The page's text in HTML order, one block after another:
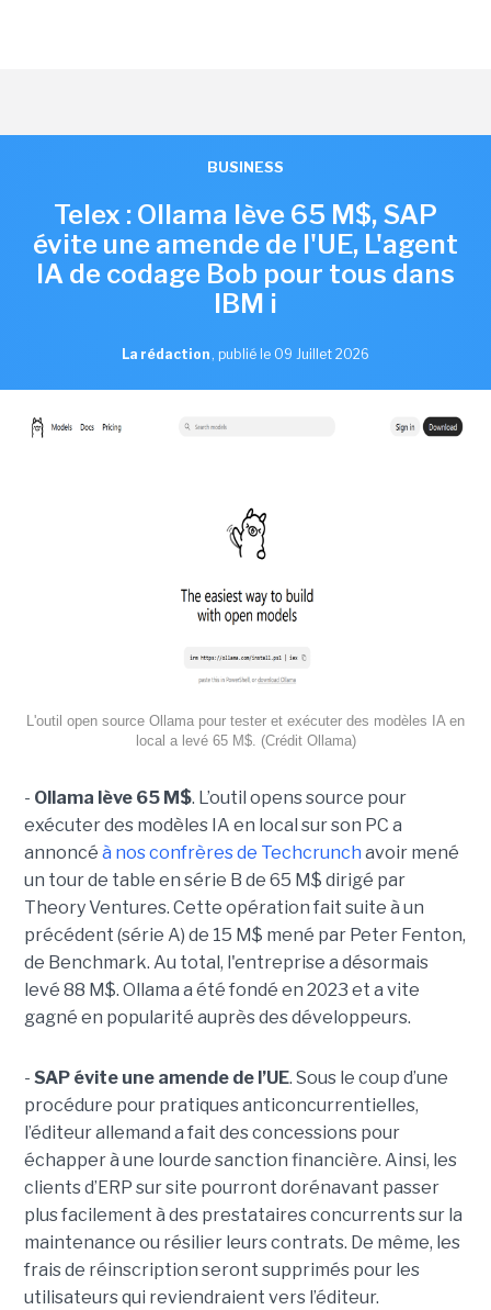
BUSINESS
Telex : Ollama lève 65 M$, SAP
évite une amende de l'UE, L'agent
IA de codage Bob pour tous dans
IBM i
La rédaction , publié le 09 Juillet 2026
L'outil open source Ollama pour tester et exécuter des modèles IA en
local a levé 65 M$. (Crédit Ollama)
- Ollama lève 65 M$. L’outil opens source pour
exécuter des modèles IA en local sur son PC a
annoncé à nos confrères de Techcrunch avoir mené
un tour de table en série B de 65 M$ dirigé par
Theory Ventures. Cette opération fait suite à un
précédent (série A) de 15 M$ mené par Peter Fenton,
de Benchmark. Au total, l'entreprise a désormais
levé 88 M$. Ollama a été fondé en 2023 et a vite
gagné en popularité auprès des développeurs.
- SAP évite une amende de l’UE. Sous le coup d’une
procédure pour pratiques anticoncurrentielles,
l’éditeur allemand a fait des concessions pour
échapper à une lourde sanction financière. Ainsi, les
clients d’ERP sur site pourront dorénavant passer
plus facilement à des prestataires concurrents sur la
maintenance ou résilier leurs contrats. De même, les
frais de réinscription seront supprimés pour les
utilisateurs qui reviendraient vers l’éditeur.